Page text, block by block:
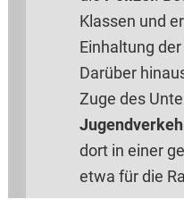
Klassen und
Einhaltung
Darüber
Zuge des
dort in einer
etwa für die